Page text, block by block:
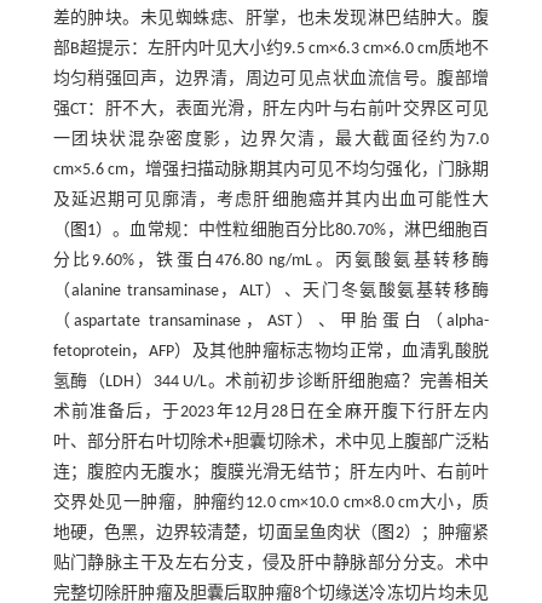
差的肿块。未见蜘蛛痣、肝掌，也未发现淋巴结肿大。腹
部B超提示：左肝内叶见大小约9.5 cm×6.3 cm×6.0 cm质地不
均匀稍强回声，边界清，周边可见点状血流信号。腹部增
强CT：肝不大，表面光滑，肝左内叶与右前叶交界区可见
一团块状混杂密度影，边界欠清，最大截面径约为7.0
cm×5.6 cm，增强扫描动脉期其内可见不均匀强化，门脉期
及延迟期可见廓清，考虑肝细胞癌并其内出血可能性大
（ 图1）。血常规：中性粒细胞百分比80.70%，淋巴细胞百
分比9.60%，铁蛋白476.80 ng/mL。丙氨酸氨基转移酶
（alanine transaminase，ALT）、天门冬氨酸氨基转移酶
（aspartate transaminase，AST）、甲胎蛋白（alpha-
fetoprotein，AFP）及其他肿瘤标志物均正常，血清乳酸脱
氢酶（LDH）344 U/L。术前初步诊断肝细胞癌？完善相关
术前准备后，于2023年12月28日在全麻开腹下行肝左内
叶、部分肝右叶切除术+胆囊切除术，术中见上腹部广泛粘
连；腹腔内无腹水；腹膜光滑无结节；肝左内叶、右前叶
交界处见一肿瘤，肿瘤约12.0 cm×10.0 cm×8.0 cm大小，质
地硬，色黑，边界较清楚，切面呈鱼肉状（ 图2）；肿瘤紧
贴门静脉主干及左右分支，侵及肝中静脉部分分支。术中
完整切除肝肿瘤及胆囊后取肿瘤8个切缘送冷冻切片均未见